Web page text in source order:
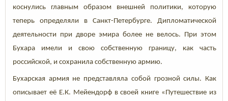
коснулись главным образом внешней политики, которую
теперь определяли в Санкт-Петербурге. Дипломатической
деятельности при дворе эмира более не велось. При этом
Бухара имели и свою собственную границу, как часть
российской, и сохранила собственную армию.
Бухарская армия не представляла собой грозной силы. Как
описывает её Е.К. Мейендорф в своей книге «Путешествие из